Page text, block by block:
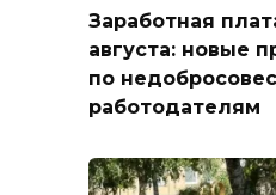
Заработная
августа: новые
по
работодателям